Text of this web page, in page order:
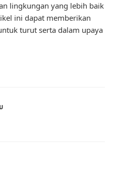
lingkungan yang lebih baik
ini dapat memberikan
turut serta dalam upaya